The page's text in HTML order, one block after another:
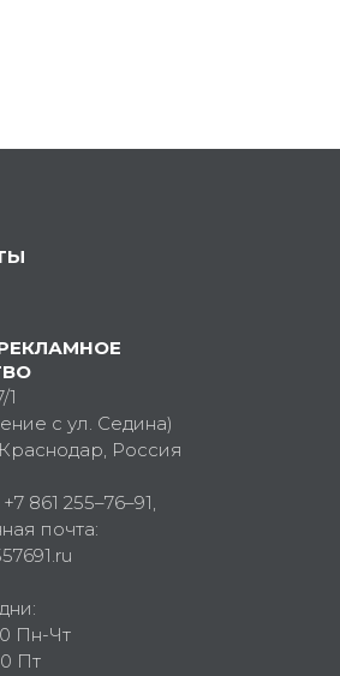
1
с ул. Седина)
Краснодар, Россия
+7 861 255–76–91,
почта:
Пн-Чт
Пт